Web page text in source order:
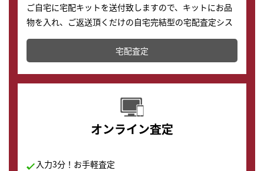
ご自宅に宅配キットを送付致しますので、キットにお品
物を入れ、ご返送頂くだけの自宅完結型の宅配査定シス
テムです。
配送でも簡単&安全に査定・買取に出すことが可能で
す。
宅配査定
オンライン査定
入力3分！お手軽査定